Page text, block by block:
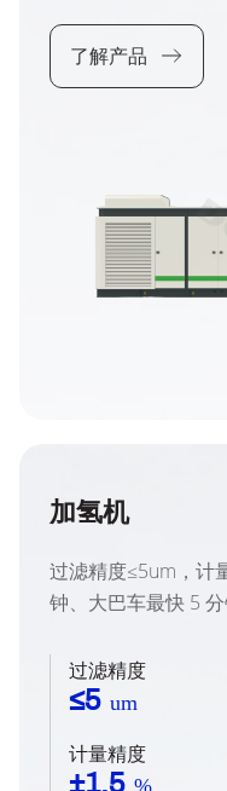
效率。
了解产品
加氢机
过滤精度≤5um，计
钟、大巴车最快 5 分
过滤精度
≤5 um
计量精度
±1.5 %